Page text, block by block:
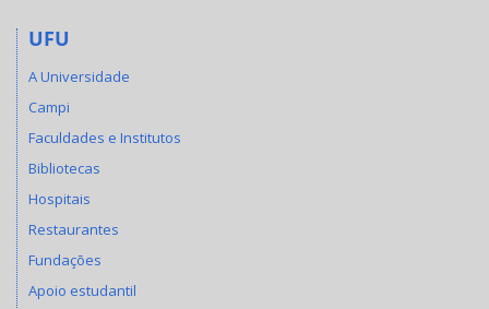
UFU
A Universidade
Campi
Faculdades e Institutos
Bibliotecas
Hospitais
Restaurantes
Fundações
Apoio estudantil